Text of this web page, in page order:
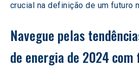
crucial na definição de um futuro
Navegue pelas
de energia de 2024